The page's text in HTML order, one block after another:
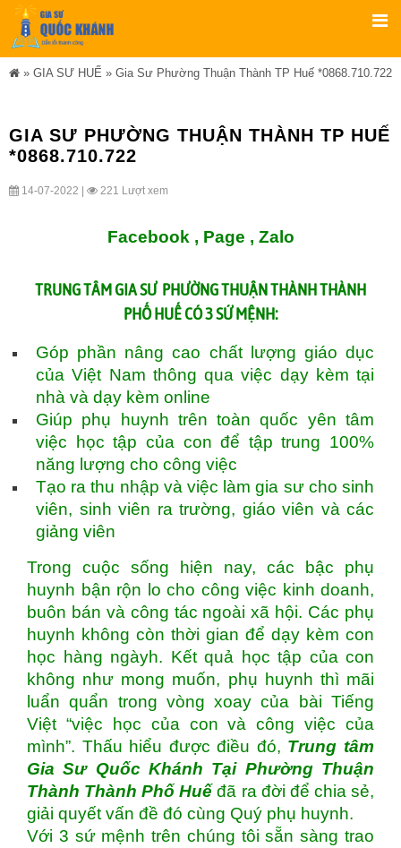
» GIA SƯ HUẾ » Gia Sư Phường Thuận Thành TP Huế *0868.710.722
GIA SƯ PHƯỜNG THUẬN THÀNH TP HUẾ
*0868.710.722
14-07-2022 | 221 Lượt xem
Facebook , Page , Zalo
TRUNG TÂMGIA SƯ PHƯỜNG THUẬN THÀNH THÀNH
PHỐ HUẾCÓ 3 SỨ MỆNH:
Góp phần nâng cao chất lượng giáo dục
của Việt Nam thông qua việc dạy kèm tại
nhà và dạy kèm online
Giúp phụ huynh trên toàn quốc yên tâm
việc học tập của con để tập trung 100%
năng lượng cho công việc
Tạo ra thu nhập và việc làm gia sư cho sinh
viên, sinh viên ra trường, giáo viên và các
giảng viên
Trong cuộc sống hiện nay, các bậc phụ
huynh bận rộn lo cho công việc kinh doanh,
buôn bán và công tác ngoài xã hội. Các phụ
huynh không còn thời gian để dạy kèm con
học hàng ngàyh. Kết quả học tập của con
không như mong muốn, phụ huynh thì mãi
luẩn quẩn trong vòng xoay của bài Tiếng
Việt “việc học của con và công việc của
mình”. Thấu hiểu được điều đó, Trung tâm
Gia Sư Quốc Khánh Tại Phường Thuận
Thành Thành Phố Huế đã ra đời để chia sẻ,
giải quyết vấn đề đó cùng Quý phụ huynh.
Với 3 sứ mệnh trên chúng tôi sẵn sàng trao